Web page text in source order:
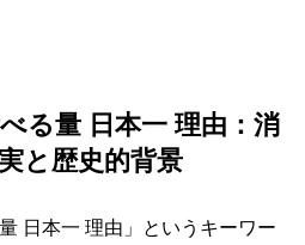
る量 日本一 理由：消
と歴史的背景
日本一 理由」というキーワー